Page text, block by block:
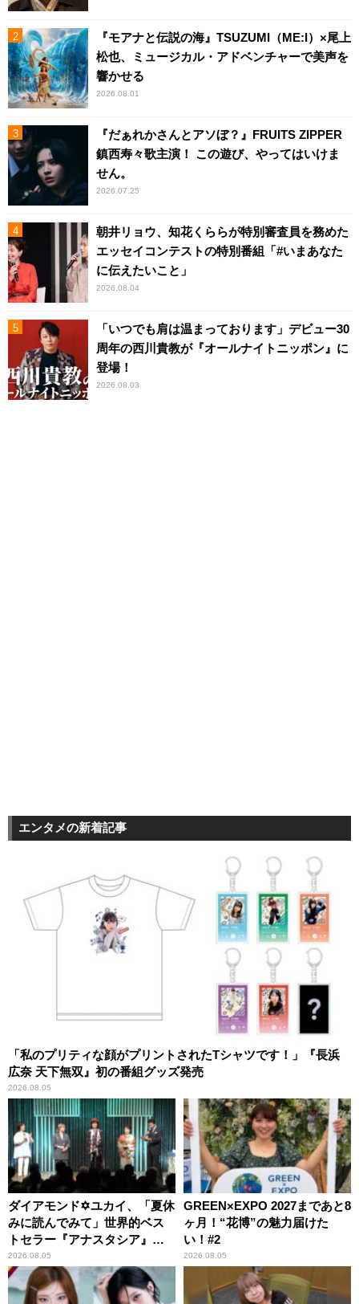
『モアナと伝説の海』TSUZUMI（ME:I）×尾上
松也、ミュージカル・アドベンチャーで美声を
響かせる
2026.08.01
『だぁれかさんとアソぼ？』FRUITS ZIPPER
鎮西寿々歌主演！ この遊び、やってはいけま
せん。
2026.07.25
朝井リョウ、知花くららが特別審査員を務めた
エッセイコンテストの特別番組「#いまあなた
に伝えたいこと」
2026.08.04
「いつでも肩は温まっております」デビュー30
周年の西川貴教が『オールナイトニッポン』に
登場！
2026.08.03
エンタメの新着記事
「私のプリティな顔がプリントされたTシャツです！」『長浜
広奈 天下無双』初の番組グッズ発売
2026.08.05
ダイアモンド✡ユカイ、「夏休
みに読んでみて」世界的ベス
トセラー『アナスタシア』を
紹介
2026.08.05
GREEN×EXPO 2027まであと8
ヶ月！“花博”の魅力届けた
い！#2
2026.08.05